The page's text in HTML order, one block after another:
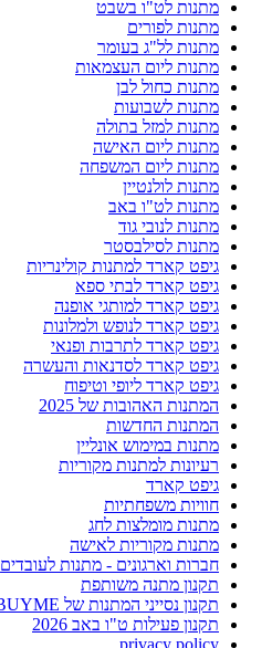
מתנות לט"ו בשבט
מתנות לפורים
מתנות לל"ג בעומר
מתנות ליום העצמאות
מתנות כחול לבן
מתנות לשבועות
מתנות למזל בתולה
מתנות ליום האישה
מתנות ליום המשפחה
מתנות לולנטיין
מתנות לט"ו באב
מתנות לנובי גוד
מתנות לסילבסטר
גיפט קארד למתנות קולינריות
גיפט קארד לבתי ספא
גיפט קארד למותגי אופנה
גיפט קארד לנופש ולמלונות
גיפט קארד לתרבות ופנאי
גיפט קארד לסדנאות והעשרה
גיפט קארד ליופי וטיפוח
המתנות האהובות של 2025
המתנות החדשות
מתנות במימוש אונליין
רעיונות למתנות מקוריות
גיפט קארד
חוויות משפחתיות
מתנות מומלצות לחג
מתנות מקוריות לאישה
חברות וארגונים - מתנות לעובדים
תקנון מתנה משותפת
תקנון נסייני המתנות של BUYME
תקנון פעילות ט"ו באב 2026
privacy policy